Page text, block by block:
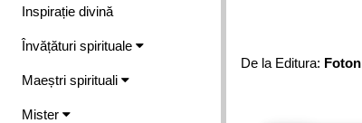
Inspirație divină
Învățături spirituale
Maeștri spirituali
Mister
De la Editura: Foton